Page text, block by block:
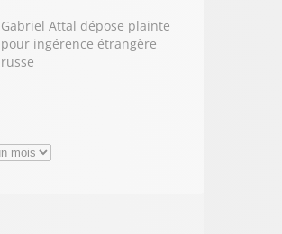
Gabriel Attal dépose plainte
pour ingérence étrangère
russe